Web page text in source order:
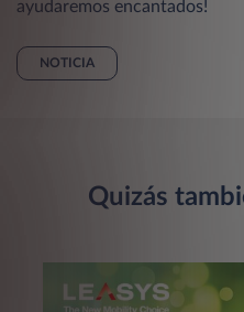
ayudaremos encantados!
NOTICIA
Quizás